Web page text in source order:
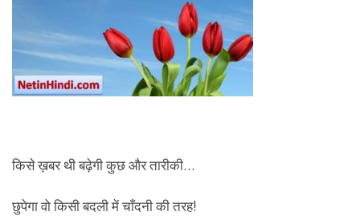
किसे ख़बर थी बढ़ेगी कुछ और तारीकी…
छुपेगा वो किसी बदली में चाँदनी की तरह!